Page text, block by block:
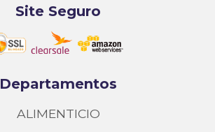
Site Seguro
Departamentos
ALIMENTICIO